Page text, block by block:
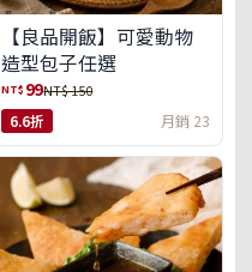
【良品開飯】可愛動物
造型包子任選
NT$ 99NT$ 150
6.6折 月銷 23